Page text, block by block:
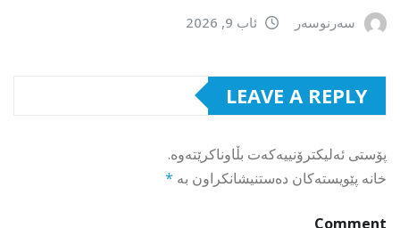
سەرنوسەر ئاب 9, 2026
LEAVE A REPLY
پۆستی ئەلیکترۆنییەکەت بڵاوناکرێتەوە.
خانە پێویستەکان دەستنیشانکراون بە *
Comment